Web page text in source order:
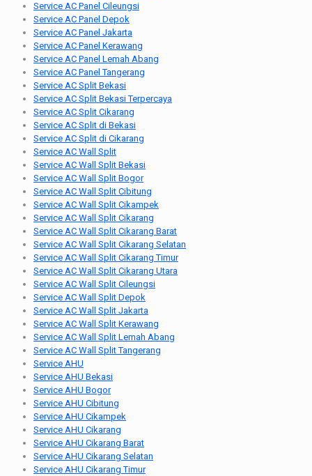
Service AC Panel Cileungsi
Service AC Panel Depok
Service AC Panel Jakarta
Service AC Panel Kerawang
Service AC Panel Lemah Abang
Service AC Panel Tangerang
Service AC Split Bekasi
Service AC Split Bekasi Terpercaya
Service AC Split Cikarang
Service AC Split di Bekasi
Service AC Split di Cikarang
Service AC Wall Split
Service AC Wall Split Bekasi
Service AC Wall Split Bogor
Service AC Wall Split Cibitung
Service AC Wall Split Cikampek
Service AC Wall Split Cikarang
Service AC Wall Split Cikarang Barat
Service AC Wall Split Cikarang Selatan
Service AC Wall Split Cikarang Timur
Service AC Wall Split Cikarang Utara
Service AC Wall Split Cileungsi
Service AC Wall Split Depok
Service AC Wall Split Jakarta
Service AC Wall Split Kerawang
Service AC Wall Split Lemah Abang
Service AC Wall Split Tangerang
Service AHU
Service AHU Bekasi
Service AHU Bogor
Service AHU Cibitung
Service AHU Cikampek
Service AHU Cikarang
Service AHU Cikarang Barat
Service AHU Cikarang Selatan
Service AHU Cikarang Timur